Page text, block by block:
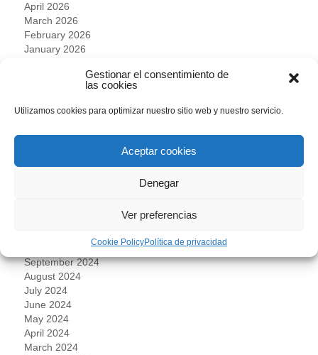
Gestionar el consentimiento de
las cookies
Utilizamos cookies para optimizar nuestro sitio web y nuestro servicio.
Aceptar cookies
Denegar
Ver preferencias
Cookie PolicyPolítica de privacidad
April 2026
March 2026
February 2026
January 2026
October 2025
September 2025
August 2025
June 2025
September 2024
August 2024
July 2024
June 2024
May 2024
April 2024
March 2024